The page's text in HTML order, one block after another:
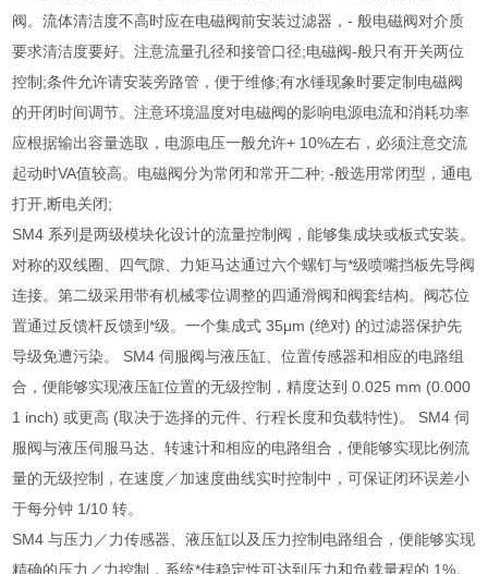
阀。流体清洁度不高时应在电磁阀前安装过滤器，- 般电磁阀对介质
要求清洁度要好。注意流量孔径和接管口径;电磁阀-般只有开关两位
控制;条件允许请安装旁路管，便于维修;有水锤现象时要定制电磁阀
的开闭时间调节。注意环境温度对电磁阀的影响电源电流和消耗功率
应根据输出容量选取，电源电压一般允许+ 10%左右，必须注意交流
起动时VA值较高。电磁阀分为常闭和常开二种; -般选用常闭型，通电
打开,断电关闭;
SM4 系列是两级模块化设计的流量控制阀，能够集成块或板式安装。
对称的双线圈、四气隙、力矩马达通过六个螺钉与*级喷嘴挡板先导阀
连接。第二级采用带有机械零位调整的四通滑阀和阀套结构。阀芯位
置通过反馈杆反馈到*级。一个集成式 35μm (绝对) 的过滤器保护先
导级免遭污染。 SM4 伺服阀与液压缸、位置传感器和相应的电路组
合，便能够实现液压缸位置的无级控制，精度达到 0.025 mm (0.000
1 inch) 或更高 (取决于选择的元件、行程长度和负载特性)。 SM4 伺
服阀与液压伺服马达、转速计和相应的电路组合，便能够实现比例流
量的无级控制，在速度／加速度曲线实时控制中，可保证闭环误差小
于每分钟 1/10 转。
SM4 与压力／力传感器、液压缸以及压力控制电路组合，便能够实现
精确的压力／力控制，系统*佳稳定性可达到压力和负载量程的 1%。